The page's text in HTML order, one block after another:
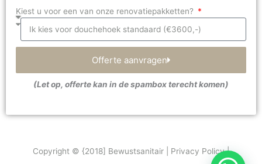
Kiest u voor een van onze renovatiepakketten?
Offerte aanvragen
(Let op, offerte kan in de spambox terecht komen)
Copyright © {2018] Bewustsanitair | Privacy Policy |